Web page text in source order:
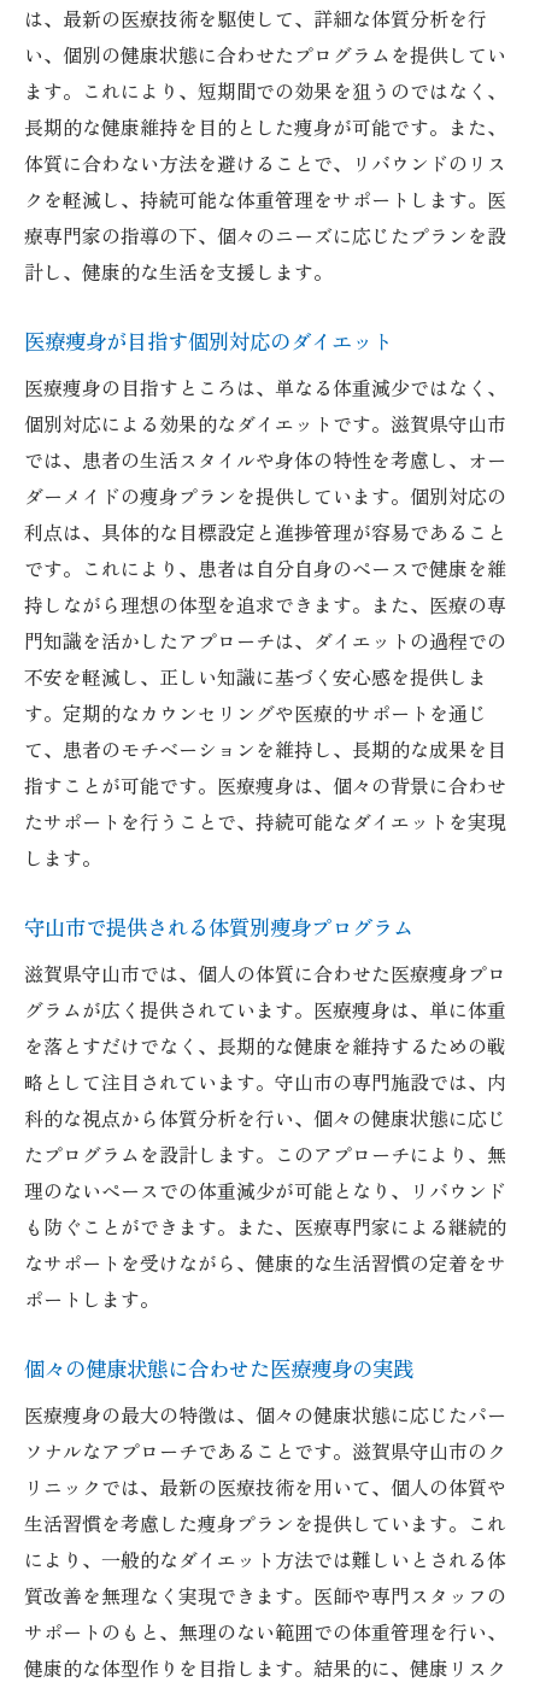
は、最新の医療技術を駆使して、詳細な体質分析を行
い、個別の健康状態に合わせたプログラムを提供してい
ます。これにより、短期間での効果を狙うのではなく、
長期的な健康維持を目的とした痩身が可能です。また、
体質に合わない方法を避けることで、リバウンドのリス
クを軽減し、持続可能な体重管理をサポートします。医
療専門家の指導の下、個々のニーズに応じたプランを設
計し、健康的な生活を支援します。
医療痩身が目指す個別対応のダイエット
医療痩身の目指すところは、単なる体重減少ではなく、
個別対応による効果的なダイエットです。滋賀県守山市
では、患者の生活スタイルや身体の特性を考慮し、オー
ダーメイドの痩身プランを提供しています。個別対応の
利点は、具体的な目標設定と進捗管理が容易であること
です。これにより、患者は自分自身のペースで健康を維
持しながら理想の体型を追求できます。また、医療の専
門知識を活かしたアプローチは、ダイエットの過程での
不安を軽減し、正しい知識に基づく安心感を提供しま
す。定期的なカウンセリングや医療的サポートを通じ
て、患者のモチベーションを維持し、長期的な成果を目
指すことが可能です。医療痩身は、個々の背景に合わせ
たサポートを行うことで、持続可能なダイエットを実現
します。
守山市で提供される体質別痩身プログラム
滋賀県守山市では、個人の体質に合わせた医療痩身プロ
グラムが広く提供されています。医療痩身は、単に体重
を落とすだけでなく、長期的な健康を維持するための戦
略として注目されています。守山市の専門施設では、内
科的な視点から体質分析を行い、個々の健康状態に応じ
たプログラムを設計します。このアプローチにより、無
理のないペースでの体重減少が可能となり、リバウンド
も防ぐことができます。また、医療専門家による継続的
なサポートを受けながら、健康的な生活習慣の定着をサ
ポートします。
個々の健康状態に合わせた医療痩身の実践
医療痩身の最大の特徴は、個々の健康状態に応じたパー
ソナルなアプローチであることです。滋賀県守山市のク
リニックでは、最新の医療技術を用いて、個人の体質や
生活習慣を考慮した痩身プランを提供しています。これ
により、一般的なダイエット方法では難しいとされる体
質改善を無理なく実現できます。医師や専門スタッフの
サポートのもと、無理のない範囲での体重管理を行い、
健康的な体型作りを目指します。結果的に、健康リスク